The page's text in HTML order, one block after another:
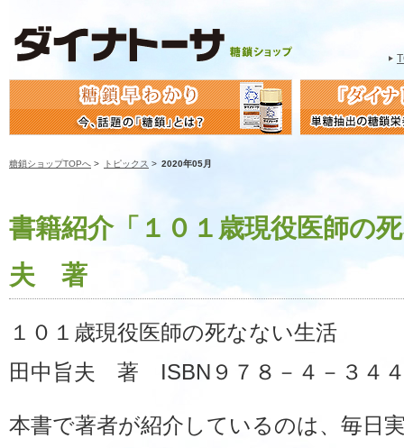
糖鎖ショップTOPへ > トピックス > 2020年05月
書籍紹介「１０１歳現役医師の
夫 著
１０１歳現役医師の死なない生活
田中旨夫 著 ISBN９７８－４－３４
本書で著者が紹介しているのは、毎日